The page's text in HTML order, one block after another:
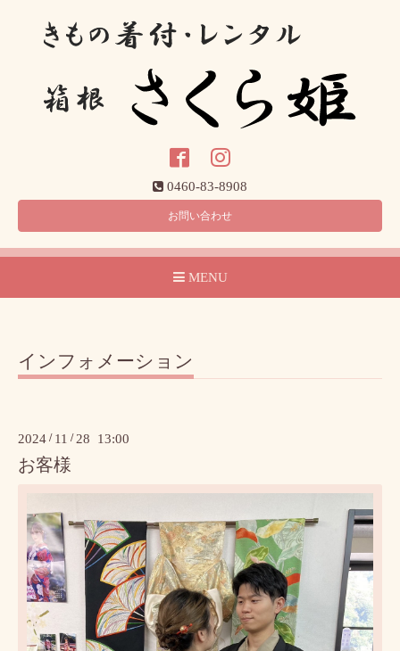
0460-83-8908
お問い合わせ
MENU
インフォメーション
2024 / 11 / 28 13:00
お客様